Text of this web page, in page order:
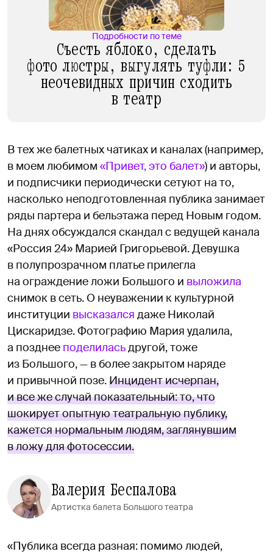
Подробности по теме
Съесть яблоко, сделать
фото люстры, выгулять туфли: 5
неочевидных причин сходить
в театр
В тех же балетных чатиках и каналах (например,
в моем любимом «Привет, это балет») и авторы,
и подписчики периодически сетуют на то,
насколько неподготовленная публика занимает
ряды партера и бельэтажа перед Новым годом.
На днях обсуждался скандал с ведущей канала
«Россия 24» Марией Григорьевой. Девушка
в полупрозрачном платье прилегла
на ограждение ложи Большого и выложила
снимок в сеть. О неуважении к культурной
институции высказался даже Николай
Цискаридзе. Фотографию Мария удалила,
а позднее поделиласьдругой, тоже
из Большого, — в более закрытом наряде
и привычной позе.Инцидент исчерпан,
и все же случай показательный: то, что
шокирует опытную театральную публику,
кажется нормальным людям, заглянувшим
в ложу для фотосессии.
Валерия Беспалова
Артистка балета Большого театра
«Публика всегда разная: помимо людей,